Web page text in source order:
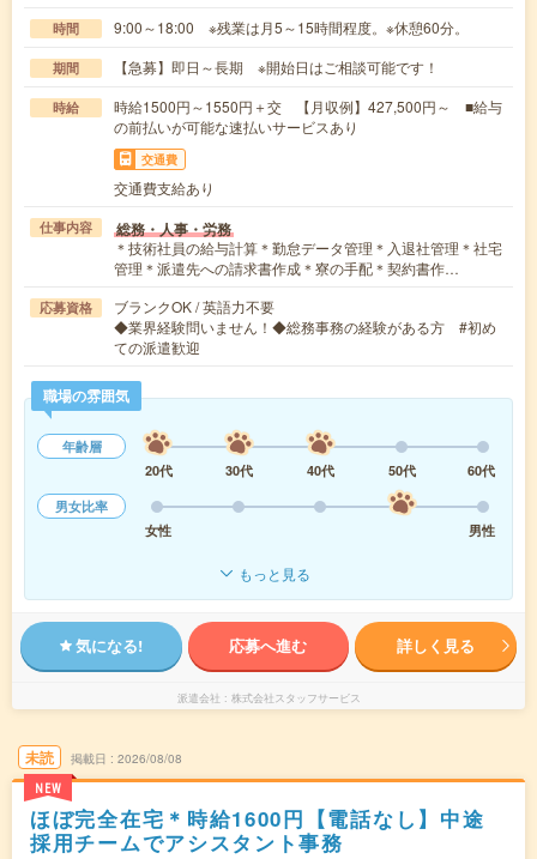
時間 9:00～18:00 ※残業は月5～15時間程度。※休憩60分。
期間 【急募】即日～長期 ※開始日はご相談可能です！
時給
時給1500円～1550円＋交 【月収例】427,500円～ ■給与
の前払いが可能な速払いサービスあり
交通費
交通費支給あり
仕事内容 総務・人事・労務
＊技術社員の給与計算＊勤怠データ管理＊入退社管理＊社宅
管理＊派遣先への請求書作成＊寮の手配＊契約書作…
応募資格
ブランクOK / 英語力不要
◆業界経験問いません！◆総務事務の経験がある方 #初め
ての派遣歓迎
職場の雰囲気
年齢層
20代
30代 40代 50代
60代
男女比率
女性
男性
もっと見る
気になる! 応募へ進む 詳しく見る
派遣会社 株式会社スタッフサービス
未読
NEW
掲載日 2026/08/08
ほぼ完全在宅＊時給1600円【電話なし】中途
採用チームでアシスタント事務